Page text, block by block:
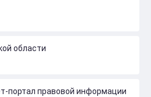
области
портал правовой информации